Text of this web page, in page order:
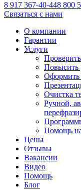
8 917 367-40-448 800
Связаться с нами
О компании
Гарантии
Услуги
Повысить
Очистка
Ручной,
Помощь
Цены
Отзывы
Вакансии
Видео
Помощь
Блог